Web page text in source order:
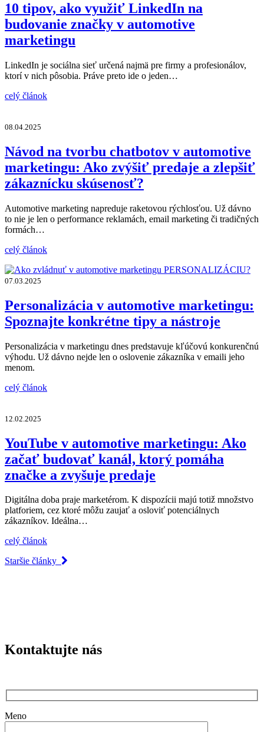
10 tipov, ako využiť LinkedIn na
budovanie značky v automotive
marketingu
LinkedIn je sociálna sieť určená najmä pre firmy a profesionálov,
ktorí v nich pôsobia. Práve preto ide o jeden…
celý článok
08.04.2025
Návod na tvorbu chatbotov v automotive
marketingu: Ako zvýšiť predaje a zlepšiť
zákaznícku skúsenosť?
Automotive marketing napreduje raketovou rýchlosťou. Už dávno
to nie je len o performance reklamách, email marketing či tradičných
formách…
celý článok
07.03.2025
Personalizácia v automotive marketingu:
Spoznajte konkrétne tipy a nástroje
Personalizácia v marketingu dnes predstavuje kľúčovú konkurenčnú
výhodu. Už dávno nejde len o oslovenie zákazníka v emaili jeho
menom.
celý článok
12.02.2025
YouTube v automotive marketingu: Ako
začať budovať kanál, ktorý pomáha
značke a zvyšuje predaje
Digitálna doba praje marketérom. K dispozícii majú totiž množstvo
platforiem, cez ktoré môžu zaujať a osloviť potenciálnych
zákazníkov. Ideálna…
celý článok
Staršie články
Kontaktujte nás
Meno